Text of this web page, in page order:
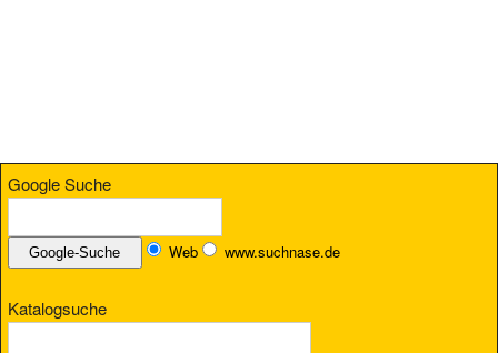
Google Suche
Web www.suchnase.de
Katalogsuche